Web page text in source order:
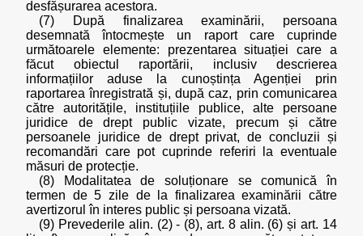
desfășurarea acestora.
(7) După finalizarea examinării, persoana
desemnată întocmește un raport care cuprinde
următoarele elemente: prezentarea situației care a
făcut obiectul raportării, inclusiv descrierea
informațiilor aduse la cunoștința Agenției prin
raportarea înregistrată și, după caz, prin comunicarea
către autoritățile, instituțiile publice, alte persoane
juridice de drept public vizate, precum și către
persoanele juridice de drept privat, de concluzii și
recomandări care pot cuprinde referiri la eventuale
măsuri de protecție.
(8) Modalitatea de soluționare se comunică în
termen de 5 zile de la finalizarea examinării către
avertizorul în interes public și persoana vizată.
(9) Prevederile alin. (2) - (8), art. 8 alin. (6) și art. 14